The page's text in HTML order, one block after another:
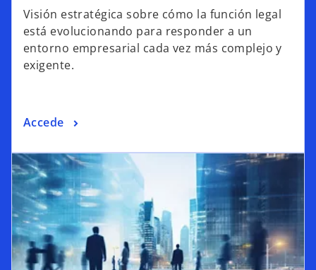
Visión estratégica sobre cómo la función legal
está evolucionando para responder a un
entorno empresarial cada vez más complejo y
exigente.
Accede